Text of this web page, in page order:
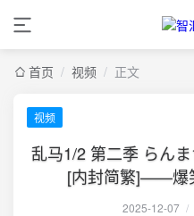
首页 / 视频 / 正文
视频
乱马1/2 第二季 らん
[内封简繁]——爆
2025-12-07 /